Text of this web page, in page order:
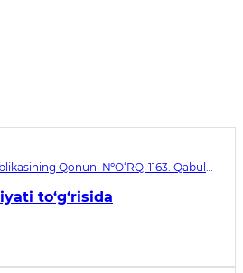
Qonuni №O‘RQ-1163. Qabul
to‘g‘risida